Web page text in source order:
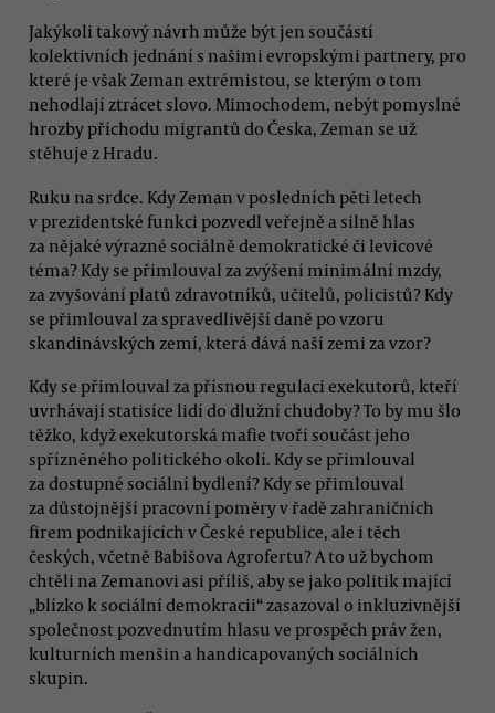
Jakýkoli takový návrh může být jen součástí
kolektivních jednání s našimi evropskými partnery, pro
které je však Zeman extrémistou, se kterým o tom
nehodlají ztrácet slovo. Mimochodem, nebýt pomyslné
hrozby příchodu migrantů do Česka, Zeman se už
stěhuje z Hradu.
Ruku na srdce. Kdy Zeman v posledních pěti letech
v prezidentské funkci pozvedl veřejně a silně hlas
za nějaké výrazné sociálně demokratické či levicové
téma? Kdy se přimlouval za zvýšení minimální mzdy,
za zvyšování platů zdravotníků, učitelů, policistů? Kdy
se přimlouval za spravedlivější daně po vzoru
skandinávských zemí, která dává naší zemi za vzor?
Kdy se přimlouval za přísnou regulaci exekutorů, kteří
uvrhávají statisíce lidí do dlužní chudoby? To by mu šlo
těžko, když exekutorská mafie tvoří součást jeho
spřízněného politického okolí. Kdy se přimlouval
za dostupné sociální bydlení? Kdy se přimlouval
za důstojnější pracovní poměry v řadě zahraničních
firem podnikajících v České republice, ale i těch
českých, včetně Babišova Agrofertu? A to už bychom
chtěli na Zemanovi asi příliš, aby se jako politik mající
„blízko k sociální demokracii“ zasazoval o inkluzivnější
společnost pozvednutím hlasu ve prospěch práv žen,
kulturních menšin a handicapovaných sociálních
skupin.